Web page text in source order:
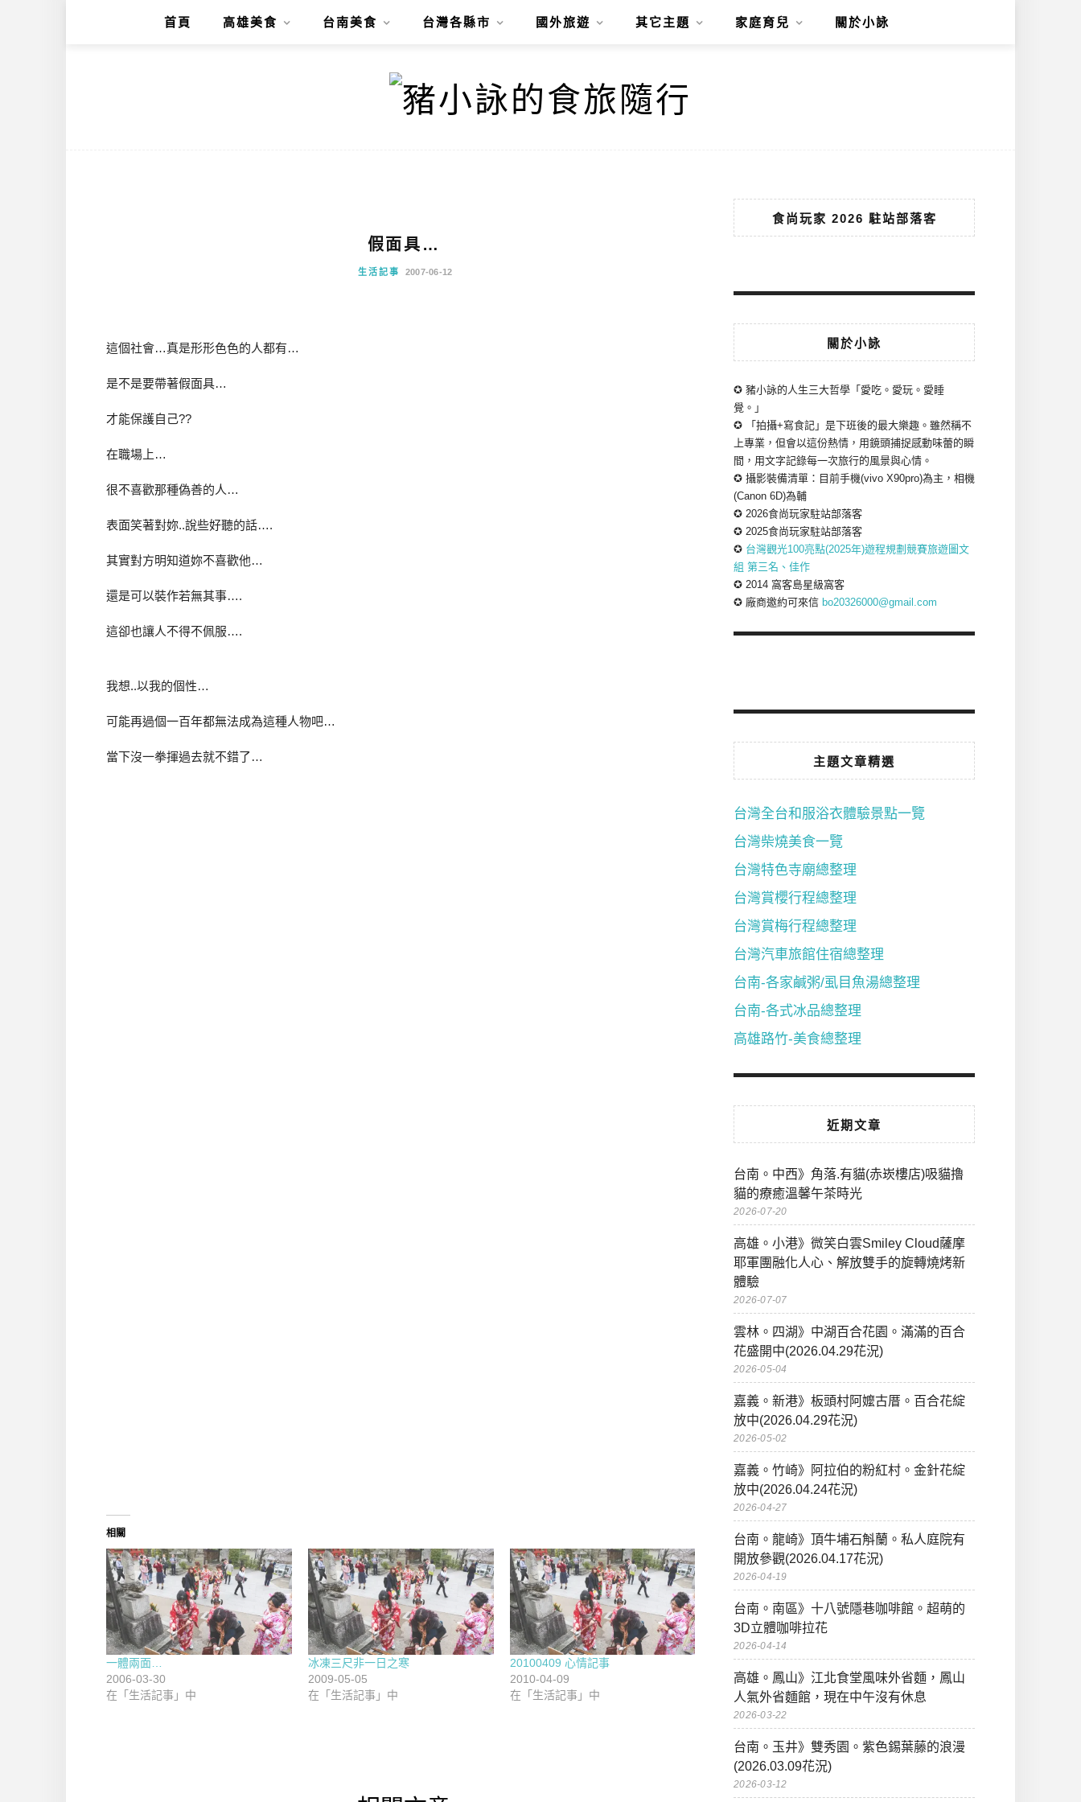
首頁 高雄美食 台南美食 台灣各縣市 國外旅遊 其它主題 家庭育兒 關於小詠
假面具…
生活記事 2007-06-12
這個社會…真是形形色色的人都有…
是不是要帶著假面具…
才能保護自己??
在職場上…
很不喜歡那種偽善的人…
表面笑著對妳..說些好聽的話….
其實對方明知道妳不喜歡他…
還是可以裝作若無其事….
這卻也讓人不得不佩服….
我想..以我的個性…
可能再過個一百年都無法成為這種人物吧…
當下沒一拳揮過去就不錯了…
相關
一體兩面…
2006-03-30
在「生活記事」中
冰凍三尺非一日之寒
2009-05-05
在「生活記事」中
20100409 心情記事
2010-04-09
在「生活記事」中
食尚玩家 2026 駐站部落客
關於小詠
✪ 豬小詠的人生三大哲學「愛吃。愛玩。愛睡
覺。」
✪ 「拍攝+寫食記」是下班後的最大樂趣。雖然稱不
上專業，但會以這份熱情，用鏡頭捕捉感動味蕾的瞬
間，用文字記錄每一次旅行的風景與心情。
✪ 攝影裝備清單：目前手機(vivo X90pro)為主，相機
(Canon 6D)為輔
✪ 2026食尚玩家駐站部落客
✪ 2025食尚玩家駐站部落客
✪ 台灣觀光100亮點(2025年)遊程規劃競賽旅遊圖文
組 第三名、佳作
✪ 2014 窩客島星級窩客
✪ 廠商邀約可來信 bo20326000@gmail.com
主題文章精選
台灣全台和服浴衣體驗景點一覽
台灣柴燒美食一覽
台灣特色寺廟總整理
台灣賞櫻行程總整理
台灣賞梅行程總整理
台灣汽車旅館住宿總整理
台南-各家鹹粥/虱目魚湯總整理
台南-各式冰品總整理
高雄路竹-美食總整理
近期文章
台南。中西》角落.有貓(赤崁樓店)吸貓擼
貓的療癒溫馨午茶時光
2026-07-20
高雄。小港》微笑白雲Smiley Cloud薩摩
耶軍團融化人心、解放雙手的旋轉燒烤新
體驗
2026-07-07
雲林。四湖》中湖百合花園。滿滿的百合
花盛開中(2026.04.29花況)
2026-05-04
嘉義。新港》板頭村阿嬤古厝。百合花綻
放中(2026.04.29花況)
2026-05-02
嘉義。竹崎》阿拉伯的粉紅村。金針花綻
放中(2026.04.24花況)
2026-04-27
台南。龍崎》頂牛埔石斛蘭。私人庭院有
開放參觀(2026.04.17花況)
2026-04-19
台南。南區》十八號隱巷咖啡館。超萌的
3D立體咖啡拉花
2026-04-14
高雄。鳳山》江北食堂風味外省麵，鳳山
人氣外省麵館，現在中午沒有休息
2026-03-22
台南。玉井》雙秀園。紫色錫葉藤的浪漫
(2026.03.09花況)
2026-03-12